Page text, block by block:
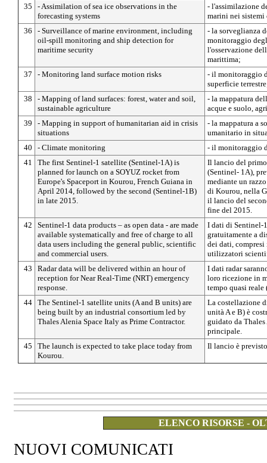
35
- Assimilation of sea ice observations in the
forecasting systems
- l'assimilazione
marini nei
36
- Surveillance of marine environment, including
oil-spill monitoring and ship detection for
maritime security
- la sorveglianza
monitoraggio
l'osservazione
marittima;
37
- Monitoring land surface motion risks
- il monitoraggio
superficie
38
- Mapping of land surfaces: forest, water and soil,
sustainable agriculture
- la mappatura
acque e suolo,
39
- Mapping in support of humanitarian aid in crisis
situations
- la mappatura a
umanitario in
40
- Climate monitoring
- il monitoraggio
41
The first Sentinel-1 satellite (Sentinel-1A) is
planned for launch on a SOYUZ rocket from
Europe's Spaceport in Kourou, French Guiana in
April 2014, followed by the second (Sentinel-1B)
in late 2015.
Il lancio del
(Sentinel- 1A),
mediante un
di Kourou, nella
il lancio del
fine del 2015.
42
Sentinel-1 data products – as open data - are made
available systematically and free of charge to all
data users including the general public, scientific
and commercial users.
I dati di Sentinel-
gratuitamente a
dei dati,
utilizzatori
43
Radar data will be delivered within an hour of
reception for Near Real-Time (NRT) emergency
response.
I dati radar
loro ricezione in
tempo quasi reale
44 The Sentinel-1 satellite units (A and B units) are
being built by an industrial consortium led by
Thales Alenia Space Italy as Prime Contractor.
La costellazione
unità A e B) è
guidato da
principale.
45
The launch is expected to take place today from
Kourou.
Il lancio è
ELENCO RISORSE -
NUOVI COMUNICATI